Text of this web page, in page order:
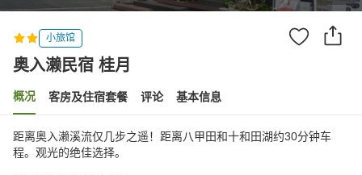
小旅馆
奥入濑民宿 桂月
概况 客房及住宿套餐 评论 基本信息
距离奥入濑溪流仅几步之遥！距离八甲田和十和田湖约30分钟车
程。观光的绝佳选择。